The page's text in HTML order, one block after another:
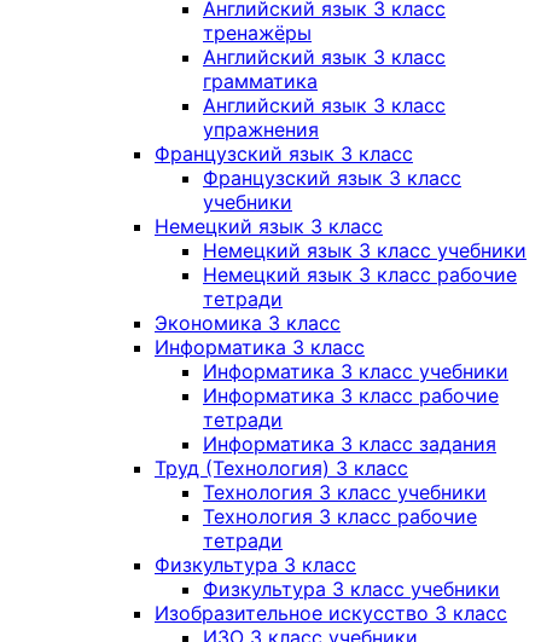
Английский язык 3 класс
тренажёры
Английский язык 3 класс
грамматика
Английский язык 3 класс
упражнения
Французский язык 3 класс
Французский язык 3 класс
учебники
Немецкий язык 3 класс
Немецкий язык 3 класс учебники
Немецкий язык 3 класс рабочие
тетради
Экономика 3 класс
Информатика 3 класс
Информатика 3 класс учебники
Информатика 3 класс рабочие
тетради
Информатика 3 класс задания
Труд (Технология) 3 класс
Технология 3 класс учебники
Технология 3 класс рабочие
тетради
Физкультура 3 класс
Физкультура 3 класс учебники
Изобразительное искусство 3 класс
ИЗО 3 класс учебники